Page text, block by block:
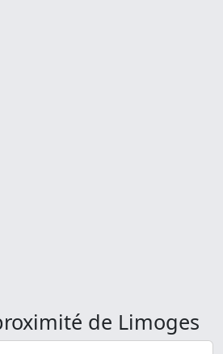
de Limoges